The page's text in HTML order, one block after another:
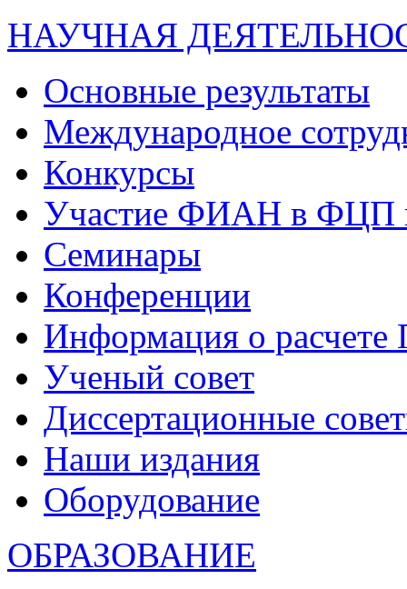
НАУЧНАЯ
Основные результаты
Международное
Конкурсы
Участие ФИАН в ФЦП
Семинары
Конференции
Информация о
Ученый совет
Диссертационные
Наши издания
Оборудование
ОБРАЗОВАНИЕ